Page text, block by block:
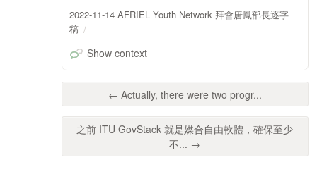
2022-11-14 AFRIEL Youth Network 拜會唐鳳部長逐字
稿
Show context
← Actually, there were two progr...
之前 ITU GovStack 就是媒合自由軟體，確保至少
不... →